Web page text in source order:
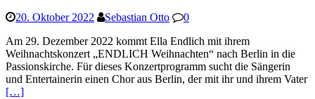
20. Oktober 2022 Sebastian Otto
0
Am 29. Dezember 2022 kommt Ella Endlich mit ihrem
Weihnachtskonzert „ENDLICH Weihnachten“ nach Berlin in die
Passionskirche. Für dieses Konzertprogramm sucht die Sängerin
und Entertainerin einen Chor aus Berlin, der mit ihr und ihrem Vater
[…]